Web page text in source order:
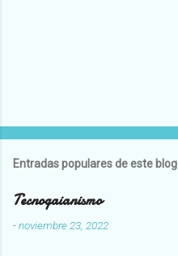
Entradas populares de este blog
Tecnogaianismo
-noviembre 23, 2022